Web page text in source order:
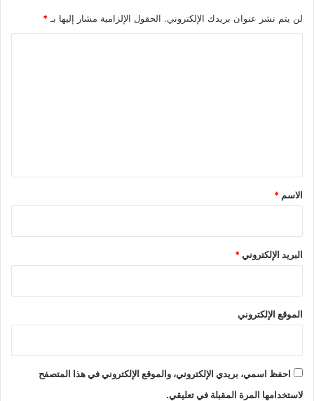
لن يتم نشر عنوان بريدك الإلكتروني. الحقول الإلزامية مشار إليها بـ *
*
الاسم *
البريد الإلكتروني*
الموقع الإلكتروني
احفظ اسمي، بريدي الإلكتروني، والموقع الإلكتروني في هذا المتصفح
لاستخدامها المرة المقبلة في تعليقي.